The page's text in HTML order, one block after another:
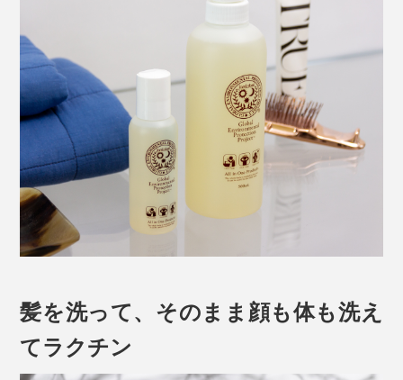
髪を洗って、そのまま顔も体も洗え
てラクチン